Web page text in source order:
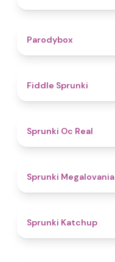
Parodybox
Fiddle Sprunki
Sprunki Oc Real
Sprunki Megalovania
Sprunki Katchup